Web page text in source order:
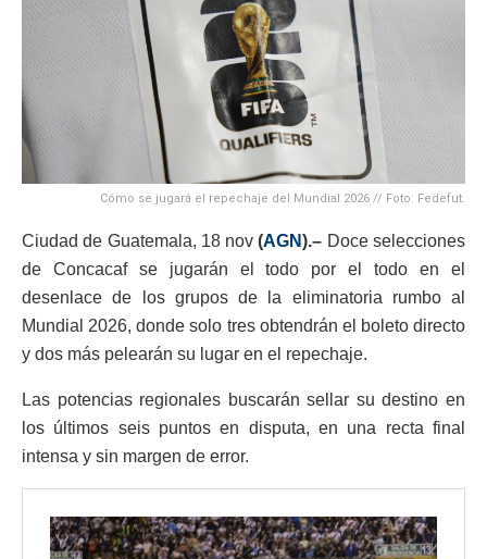
Cómo se jugará el repechaje del Mundial 2026 // Foto: Fedefut.
Ciudad de Guatemala, 18 nov (AGN).– Doce selecciones
de Concacaf se jugarán el todo por el todo en el
desenlace de los grupos de la eliminatoria rumbo al
Mundial 2026, donde solo tres obtendrán el boleto directo
y dos más pelearán su lugar en el repechaje.
Las potencias regionales buscarán sellar su destino en
los últimos seis puntos en disputa, en una recta final
intensa y sin margen de error.